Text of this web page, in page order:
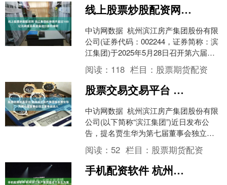
线上股票炒股配资网 滨江集团拟使用不超过100亿元闲置自有资金进行委托理财
中访网数据 杭州滨江房产集团股份有限
公司(证券代码：002244，证券简称：滨
江集团)于2025年5月28日召开第六届董
事会第五十次会议，审议通过了《关于
使用....
阅读： 118 栏目： 股票期货配资
股票交易交易平台 杭州滨江房产集团提名贾生华为第七届董事会独立董事候选人
中访网数据 杭州滨江房产集团股份有限
公司(以下简称“滨江集团”)近日发布公
告，提名贾生华为第七届董事会独立董
事候选人。贾生华已通过公司第六届董
事会提名委员会的....
阅读： 52 栏目： 股票期货配资
手机配资软件 杭州滨江房产集团提名于永生为第七届董事会独立董事候选人